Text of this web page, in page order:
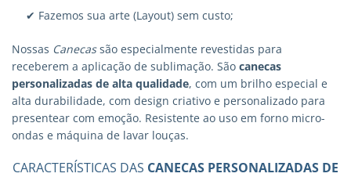
✔ Fazemos sua arte (Layout) sem custo;
Nossas Canecassão especialmente revestidas para
receberem a aplicação de sublimação. São canecas
personalizadas de alta qualidade, com um brilho especial e
alta durabilidade, com design criativo e personalizado para
presentear com emoção. Resistente ao uso em forno micro-
ondas e máquina de lavar louças.
CARACTERÍSTICAS DAS CANECAS PERSONALIZADAS DE